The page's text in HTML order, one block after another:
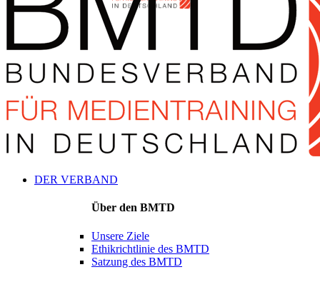
DER VERBAND
Über den BMTD
Unsere Ziele
Ethikrichtlinie des BMTD
Satzung des BMTD